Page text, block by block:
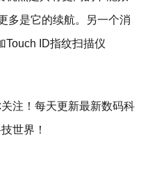
多是它的续航。另一个消
Touch ID指纹扫描仪
注！每天更新最新数码科
世界！